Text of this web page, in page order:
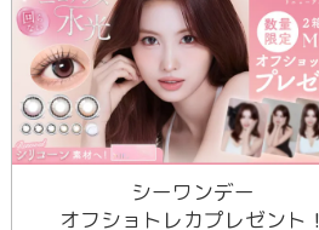
シーワンデー
オフショトレカプレゼント！